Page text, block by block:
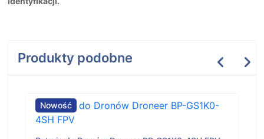
Produkty podobne
Nowość